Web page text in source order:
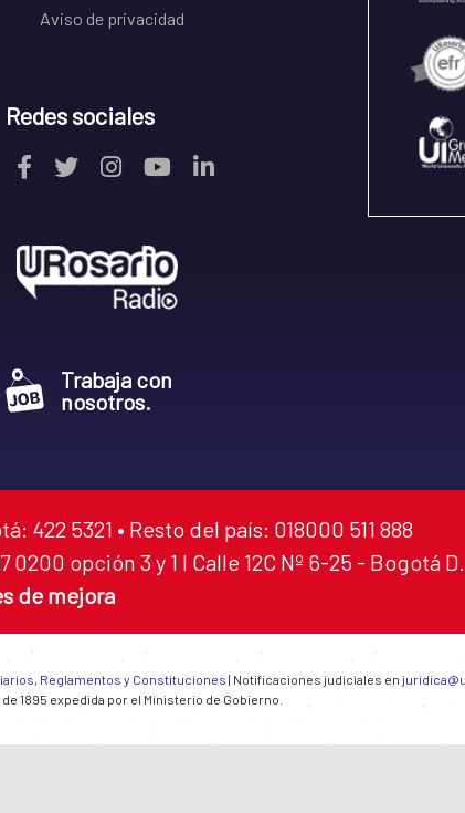
Aviso de privacidad
Redes sociales
Trabaja con
nosotros.
422 5321 • Resto del país: 018000 511 888
opción 3 y 1 I Calle 12C Nº 6-25 - Bogotá
de mejora
Reglamentos y Constituciones | Notificaciones judiciales en
1895 expedida por el Ministerio de Gobierno.